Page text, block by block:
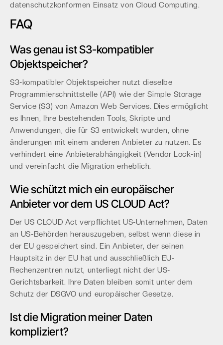
datenschutzkonformen Einsatz von Cloud Computing.
FAQ
Was genau ist S3-kompatibler
Objektspeicher?
S3-kompatibler Objektspeicher nutzt dieselbe
Programmierschnittstelle (API) wie der Simple Storage
Service (S3) von Amazon Web Services. Dies ermöglicht
es Ihnen, Ihre bestehenden Tools, Skripte und
Anwendungen, die für S3 entwickelt wurden, ohne
änderungen mit einem anderen Anbieter zu nutzen. Es
verhindert eine Anbieterabhängigkeit (Vendor Lock-in)
und vereinfacht die Migration erheblich.
Wie schützt mich ein europäischer
Anbieter vor dem US CLOUD Act?
Der US CLOUD Act verpflichtet US-Unternehmen, Daten
an US-Behörden herauszugeben, selbst wenn diese in
der EU gespeichert sind. Ein Anbieter, der seinen
Hauptsitz in der EU hat und ausschließlich EU-
Rechenzentren nutzt, unterliegt nicht der US-
Gerichtsbarkeit. Ihre Daten bleiben somit unter dem
Schutz der DSGVO und europäischer Gesetze.
Ist die Migration meiner Daten
kompliziert?